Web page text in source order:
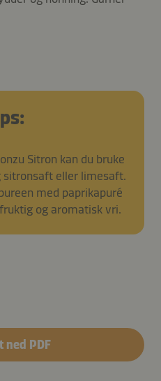
Sitron kan du bruke
sitronsaft eller limesaft.
med paprikapuré
og aromatisk vri.
ned PDF